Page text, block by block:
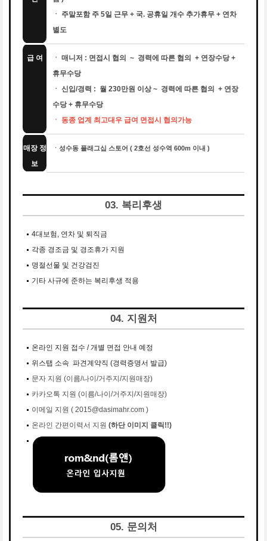
ㆍ 주말포함 주 5일 근무 + 국. 공휴일 개수 추가휴무 + 연차
별도
급 여
ㆍ 매니저 : 면접시 협의 ~ 경력에 따른 협의 + 연장수당 +
휴무수당
ㆍ 신입/경력 : 월 230만원 이상 ~ 경력에 따른 협의 + 연장
수당 + 휴무수당
ㆍ 동종 업계 최고대우 급여 면접시 협의가능
매장 정
보
ㆍ성수동 플래그십 스토어 ( 2호선 성수역 600m 이내 )
03. 복리후생
4대보험, 연차 및 퇴직금
각종 경조금 및 경조휴가 지원
명절선물 및 건강검진
기타 사규에 준하는 복리후생 적용
04. 지원처
온라인 지원 접수 / 개별 면접 안내 예정
위스탭 소속 파견계약직 (경력증명서 발급)
문자 지원 (이름/나이/거주지/지원매장)
카카오톡 지원 (이름/나이/거주지/지원매장)
이메일 지원 ( 2015@dasimahr.com )
온라인 간편이력서 지원 (하단 이미지 클릭!!)
05. 문의처